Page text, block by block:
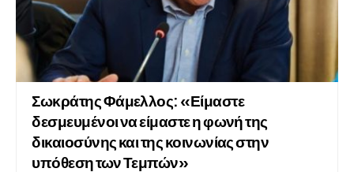
Σωκράτης Φάμελλος: «Είμαστε
δεσμευμένοι να είμαστε η φωνή της
δικαιοσύνης και της κοινωνίας στην
υπόθεση των Τεμπών»